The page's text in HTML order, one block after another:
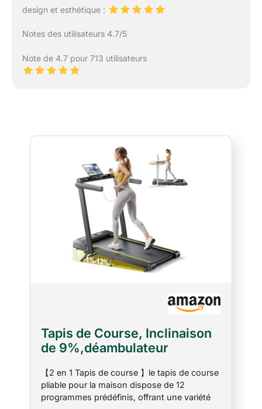
design et esthétique :
Notes des utilisateurs 4.7/5
Note de 4.7 pour 713 utilisateurs
Tapis de Course, Inclinaison
de 9%,déambulateur
4en1,Compact et Portable,2.5
HP, Peut être placé sous Le
canapé, 12km/h,
【2 en 1 Tapis de course 】le tapis de course
pliable pour la maison dispose de 12
programmes prédéfinis, offrant une variété